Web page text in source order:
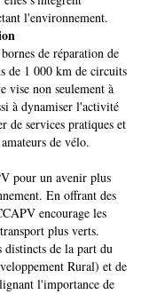
l'environnement.
de réparation de
de 1 000 km de circuits
vise non seulement à
à dynamiser l'activité
de services pratiques et
de vélo.
pour un avenir plus
En offrant des
encourage les
plus verts.
distincts de la part du
Rural) et de
l'importance de